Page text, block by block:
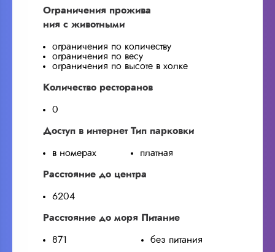
Ограничения прожива
ния с животными
ограничения по количеству
ограничения по весу
ограничения по высоте в холке
Количество ресторанов
0
Доступ в интернет
в номерах
Тип парковки
платная
Расстояние до центра
6204
Расстояние до моря
871
Питание
без питания